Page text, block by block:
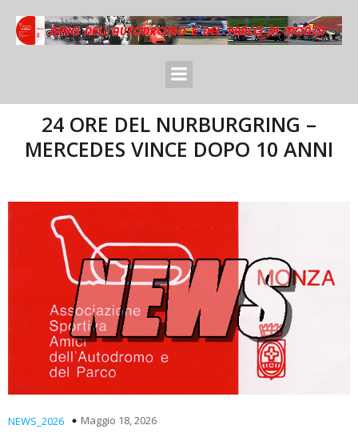
24 ORE DEL NURBURGRING –
MERCEDES VINCE DOPO 10 ANNI
NEWS_2026 Maggio 18, 2026